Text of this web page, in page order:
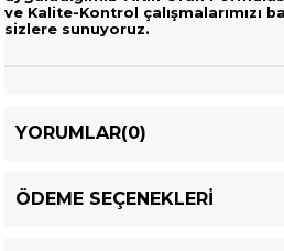
ve Kalite-Kontrol çalışmalarımızı
sizlere sunuyoruz.
YORUMLAR(0)
ÖDEME SEÇENEKLERI